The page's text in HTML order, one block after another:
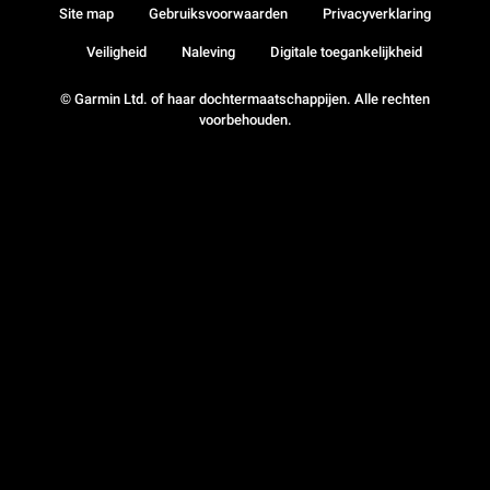
© Garmin Ltd. of haar dochtermaatschappijen. Alle rechten
voorbehouden.
Site map Gebruiksvoorwaarden Privacyverklaring
Veiligheid Naleving Digitale toegankelijkheid